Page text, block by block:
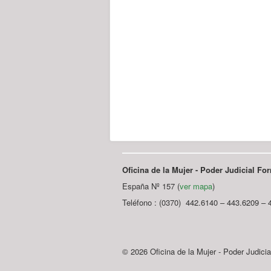
Oficina de la Mujer - Poder Judicial
España Nº 157 (ver mapa)
Teléfono : (0370) 442.6140 – 443.6209 –
© 2026 Oficina de la Mujer - Poder